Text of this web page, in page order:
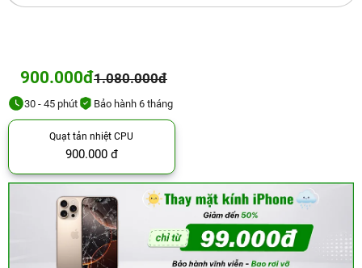
900.000đ1.080.000đ
30 - 45 phút Bảo hành 6 tháng
Quạt tản nhiệt CPU
900.000 đ